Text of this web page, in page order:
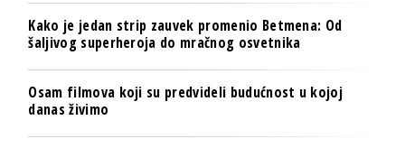
Kako je jedan strip zauvek promenio Betmena: Od
šaljivog superheroja do mračnog osvetnika
Osam filmova koji su predvideli budućnost u kojoj
danas živimo